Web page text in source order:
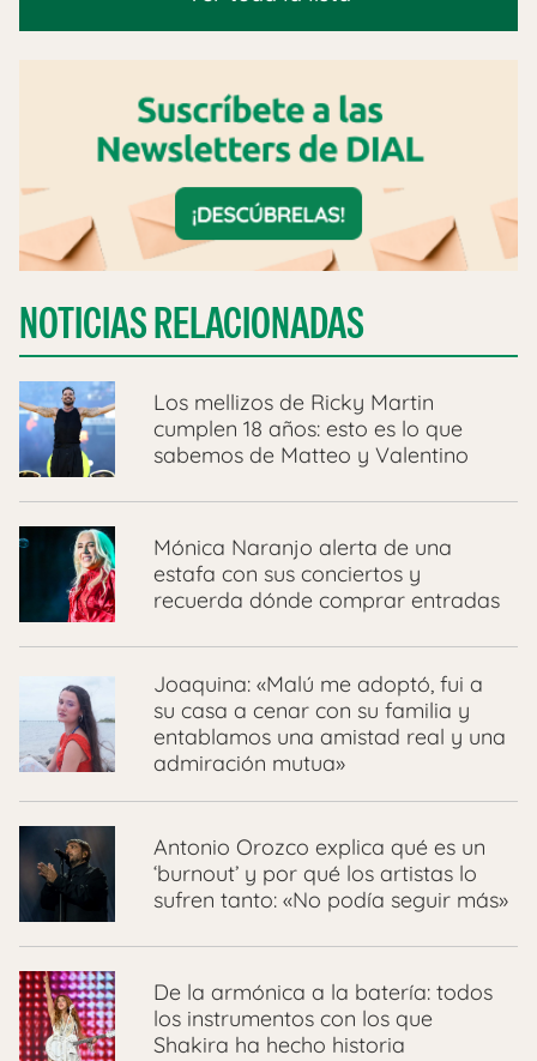
NOTICIAS RELACIONADAS
Los mellizos de Ricky Martin
cumplen 18 años: esto es lo que
sabemos de Matteo y Valentino
Mónica Naranjo alerta de una
estafa con sus conciertos y
recuerda dónde comprar entradas
Joaquina: «Malú me adoptó, fui a
su casa a cenar con su familia y
entablamos una amistad real y una
admiración mutua»
Antonio Orozco explica qué es un
‘burnout’ y por qué los artistas lo
sufren tanto: «No podía seguir más»
De la armónica a la batería: todos
los instrumentos con los que
Shakira ha hecho historia